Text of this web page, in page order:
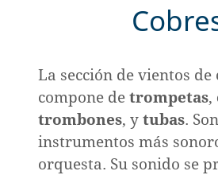
orquesta
La sección de vientos de
compone de trompetas,
trombones, y tubas.
instrumentos más
orquesta. Su sonido se